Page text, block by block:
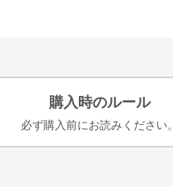
購入時のルール
必ず購入前にお読みください。